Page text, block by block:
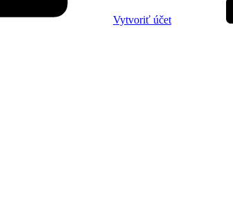
Vytvoriť účet